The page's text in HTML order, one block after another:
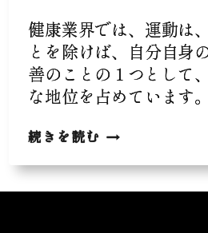
健康業界では、運動は
とを除けば、自分自身
善のことの 1 つとして
な地位を占めています。
続きを読む 演
-
正